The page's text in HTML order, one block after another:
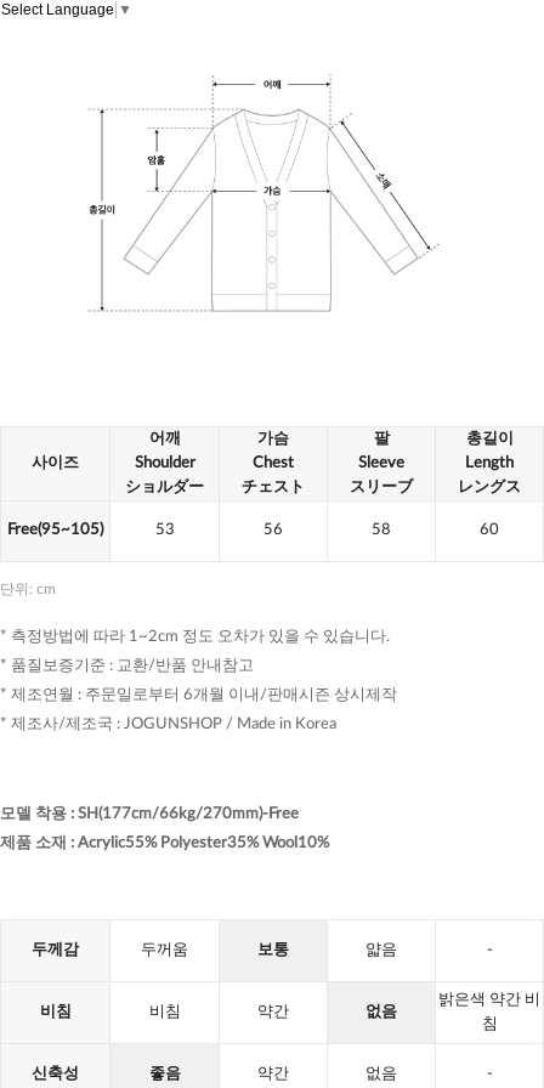
Select Language ▼
사이즈
어깨
Shoulder
ショルダー
가슴
Chest
チェスト
팔
Sleeve
スリーブ
총길이
Length
レングス
Free(95~105) 53 56 58 60
단위: cm
* 측정방법에 따라 1~2cm 정도 오차가 있을 수 있습니다.
* 품질보증기준 : 교환/반품 안내참고
* 제조연월 : 주문일로부터 6개월 이내/판매시즌 상시제작
* 제조사/제조국 : JOGUNSHOP / Made in Korea
모델 착용 : SH(177cm/66kg/270mm)-Free
제품 소재 : Acrylic55% Polyester35% Wool10%
두께감 두꺼움 보통 얇음 -
비침 비침 약간 없음
밝은색 약간 비
침
신축성 좋음 약간 없음 -